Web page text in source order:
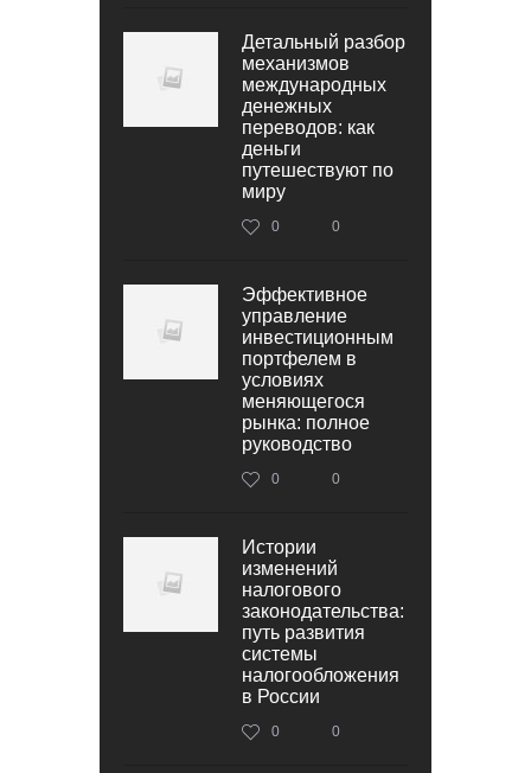
Детальный разбор
механизмов
международных
денежных
переводов: как
деньги
путешествуют по
миру
0 0
Эффективное
управление
инвестиционным
портфелем в
условиях
меняющегося
рынка: полное
руководство
0 0
Истории
изменений
налогового
законодательства:
путь развития
системы
налогообложения
в России
0 0